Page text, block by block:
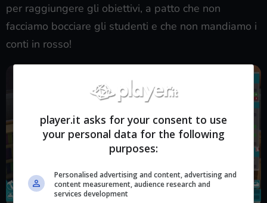
per raggiungere gli obiettivi, a patto che non
facciamo bocciare gli studenti e che non mandiamo i
conti in rosso!
player.it asks for your consent to use
your personal data for the following
purposes:
Personalised advertising and content, advertising and
content measurement, audience research and
services development